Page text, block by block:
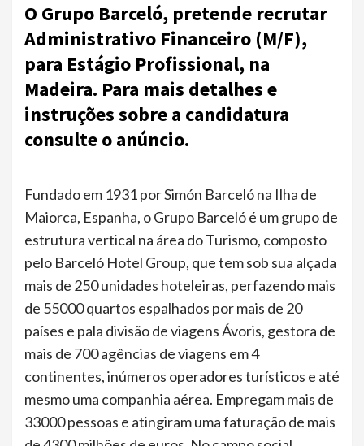
O Grupo Barceló, pretende recrutar
Administrativo Financeiro (M/F),
para Estágio Profissional, na
Madeira. Para mais detalhes e
instruções sobre a candidatura
consulte o anúncio.
Fundado em 1931 por Simón Barceló na Ilha de
Maiorca, Espanha, o Grupo Barceló é um grupo de
estrutura vertical na área do Turismo, composto
pelo Barceló Hotel Group, que tem sob sua alçada
mais de 250 unidades hoteleiras, perfazendo mais
de 55000 quartos espalhados por mais de 20
países e pala divisão de viagens Ávoris, gestora de
mais de 700 agências de viagens em 4
continentes, inúmeros operadores turísticos e até
mesmo uma companhia aérea. Empregam mais de
33000 pessoas e atingiram uma faturação de mais